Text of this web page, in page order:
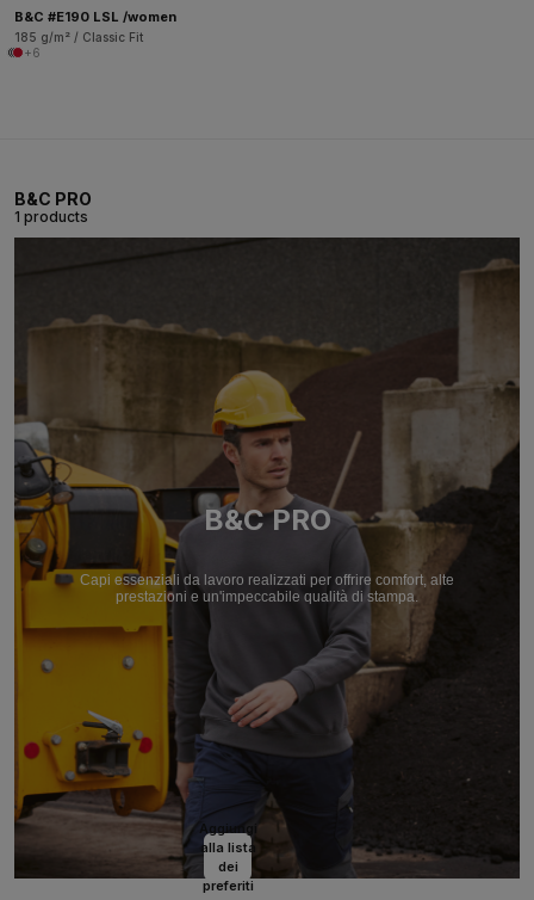
B&C #E190 LSL /women
185 g/m² / Classic Fit
+6
B&C PRO
1 products
B&C PRO
Capi essenziali da lavoro realizzati per offrire comfort, alte
prestazioni e un'impeccabile qualità di stampa.
Aggiungi
alla lista
dei
preferiti